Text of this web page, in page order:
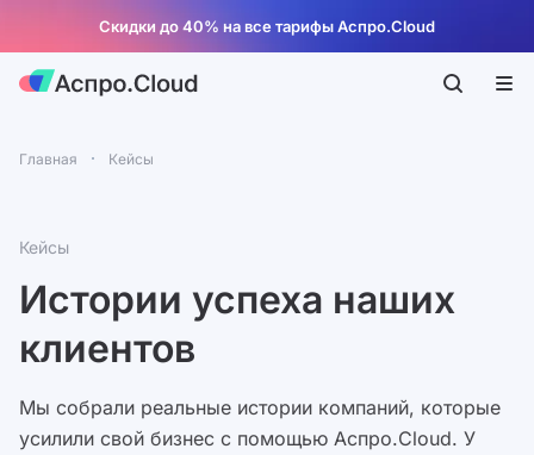
Скидки до 40% на все тарифы Аспро.Cloud
Главная Кейсы
Кейсы
Истории успеха наших
клиентов
Мы собрали реальные истории компаний, которые
усилили свой бизнес с помощью Аспро.Cloud. У